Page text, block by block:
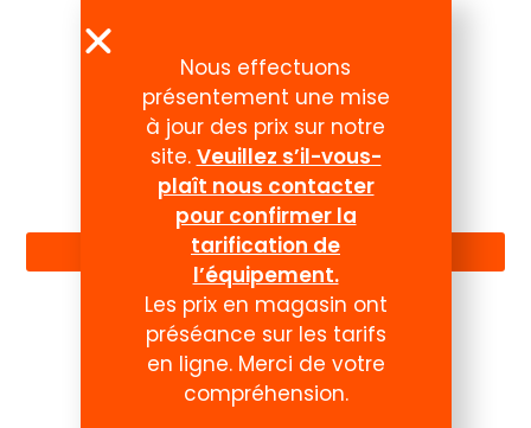
Compte
Nous effectuons
présentement une mise
à jour des prix sur notre
site. Veuillez s’il-vous-
plaît nous contacter
pour confirmer la
tarification de
l’équipement.
Les prix en magasin ont
préséance sur les tarifs
en ligne. Merci de votre
compréhension.